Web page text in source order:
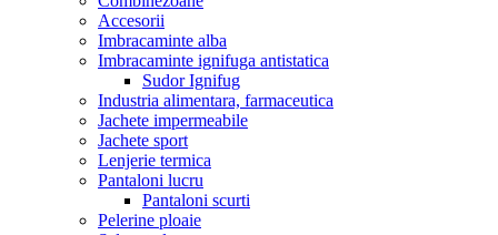
Accesorii
Imbracaminte alba
Imbracaminte ignifuga antistatica
Sudor Ignifug
Industria alimentara, farmaceutica
Jachete impermeabile
Jachete sport
Lenjerie termica
Pantaloni lucru
Pantaloni scurti
Pelerine ploaie